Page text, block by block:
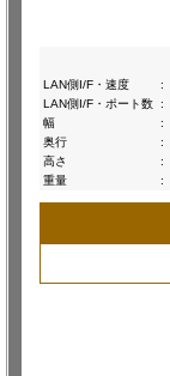
LAN側I/F・速度
:
LAN側I/F・ポート数 :
幅
:
奥行
:
高さ
:
重量
: